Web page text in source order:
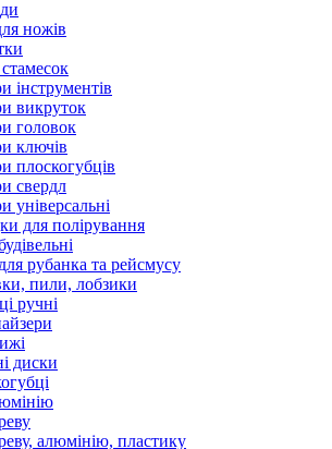
ножів
інструментів
викруток
головок
ключів
плоскогубців
свердл
універсальні
для полірування
рубанка та рейсмусу
пили, лобзики
ручні
диски
алюмінію, пластику